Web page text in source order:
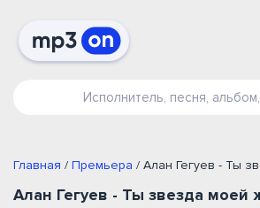
Главная / Премьера / Алан Гегуев - Ты
Алан Гегуев - Ты звезда моей